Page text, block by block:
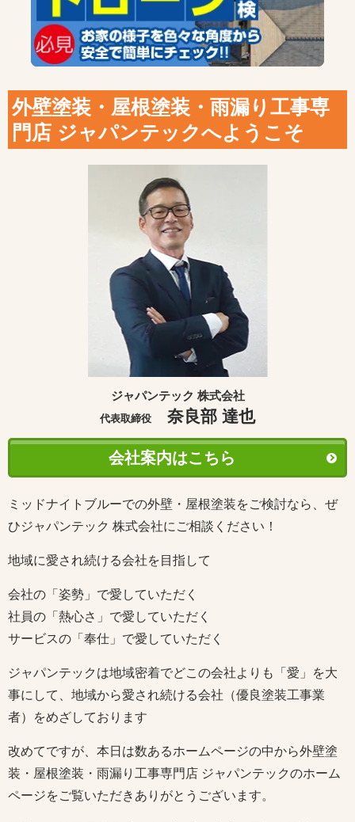
外壁塗装・屋根塗装・雨漏り工事専
門店 ジャパンテックへようこそ
ジャパンテック 株式会社
代表取締役 奈良部 達也
会社案内はこちら
ミッドナイトブルーでの外壁・屋根塗装をご検討なら、ぜ
ひジャパンテック 株式会社にご相談ください！
地域に愛され続ける会社を目指して
会社の「姿勢」で愛していただく
社員の「熱心さ」で愛していただく
サービスの「奉仕」で愛していただく
ジャパンテックは地域密着でどこの会社よりも「愛」を大
事にして、地域から愛され続ける会社（優良塗装工事業
者）をめざしております
改めてですが、本日は数あるホームページの中から外壁塗
装・屋根塗装・雨漏り工事専門店 ジャパンテックのホーム
ページをご覧いただきありがとうございます。